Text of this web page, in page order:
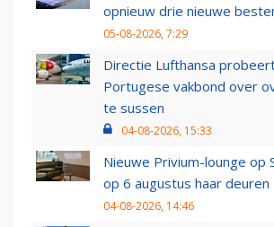
opnieuw drie nieuwe
05-08-2026, 7:29
Directie Lufthansa
Portugese vakbond over
te sussen
04-08-2026, 15:33
Nieuwe Privium-lounge op
op 6 augustus haar deuren
04-08-2026, 14:46